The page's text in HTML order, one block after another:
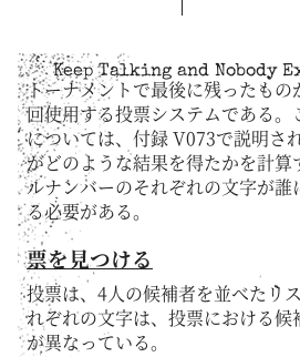
Keep Talking and Nobody
トーナメントで最後に残ったもの
回使用する投票システムである。
については、付録 V073で説明さ
がどのような結果を得たかを計算
ルナンバーのそれぞれの文字が誰
る必要がある。
票を見つける
投票は、4人の候補者を並べたリ
れぞれの文字は、投票における候
が異なっている。